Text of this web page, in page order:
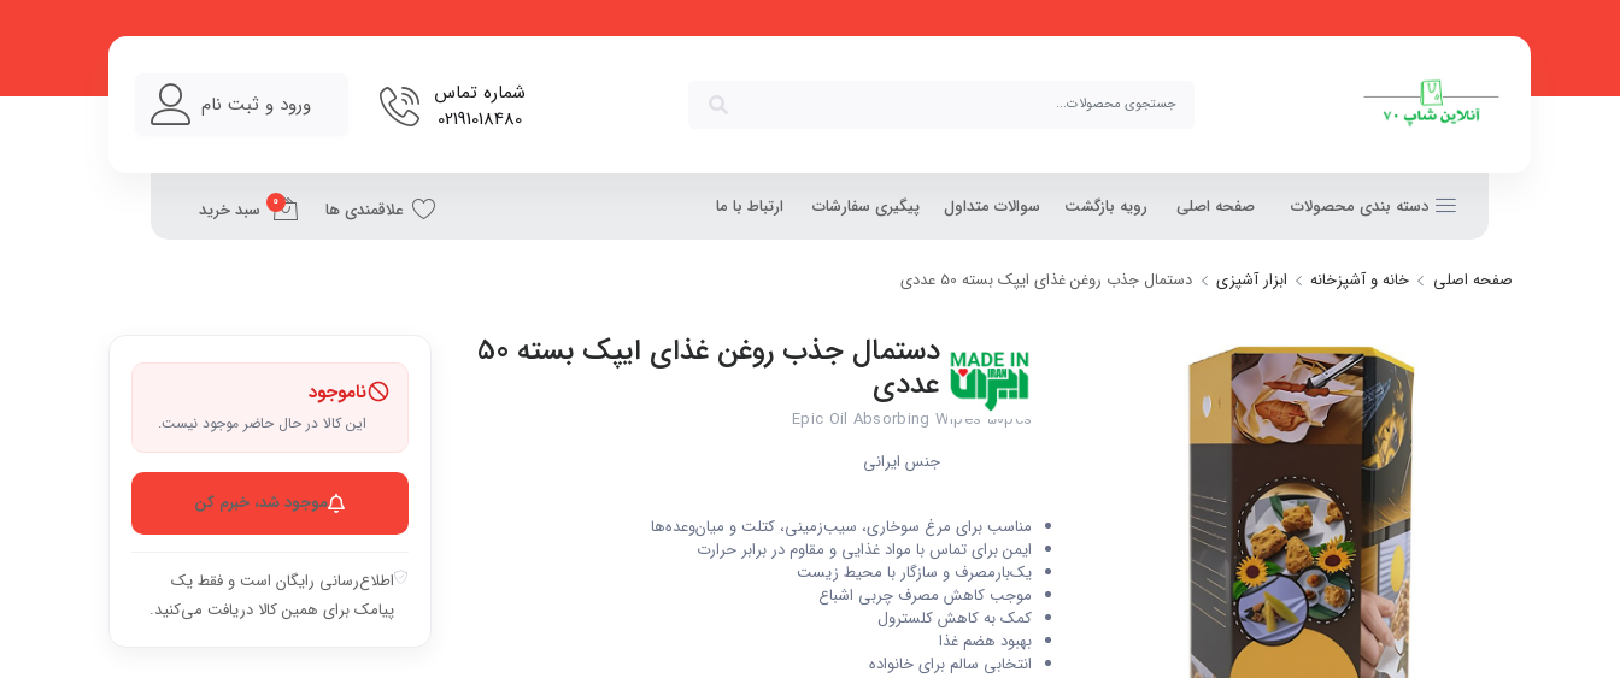
شماره تماس
02191018480
ورود و ثبت نام
دسته بندی محصولات صفحه اصلی رویه بازگشت سوالات متداول پیگیری سفارشات ارتباط با ما علاقمندی ها 0 سبد خرید
صفحه اصلی خانه و آشپزخانه ابزار آشپزی دستمال جذب روغن غذای ایپک بسته 50 عددی
دستمال جذب روغن غذای ایپک بسته 50
عددی
Epic Oil Absorbing Wipes 50pcs
جنس ایرانی
مناسب برای مرغ سوخاری، سیب‌زمینی، کتلت و میان‌وعده‌ها
ایمن برای تماس با مواد غذایی و مقاوم در برابر حرارت
یک‌بارمصرف و سازگار با محیط‌ زیست
موجب کاهش مصرف چربی اشباع
کمک به کاهش کلسترول
بهبود هضم غذا
انتخابی سالم برای خانواده
ناموجود
این کالا در حال حاضر موجود نیست.
موجود شد، خبرم کن
اطلاع‌رسانی رایگان است و فقط یک
پیامک برای همین کالا دریافت می‌کنید.